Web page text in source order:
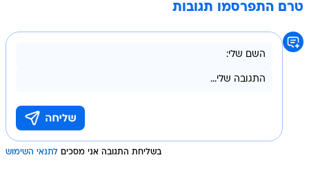
טרם התפרסמו תגובות
בשליחת התגובה אני מסכים לתנאי השימוש